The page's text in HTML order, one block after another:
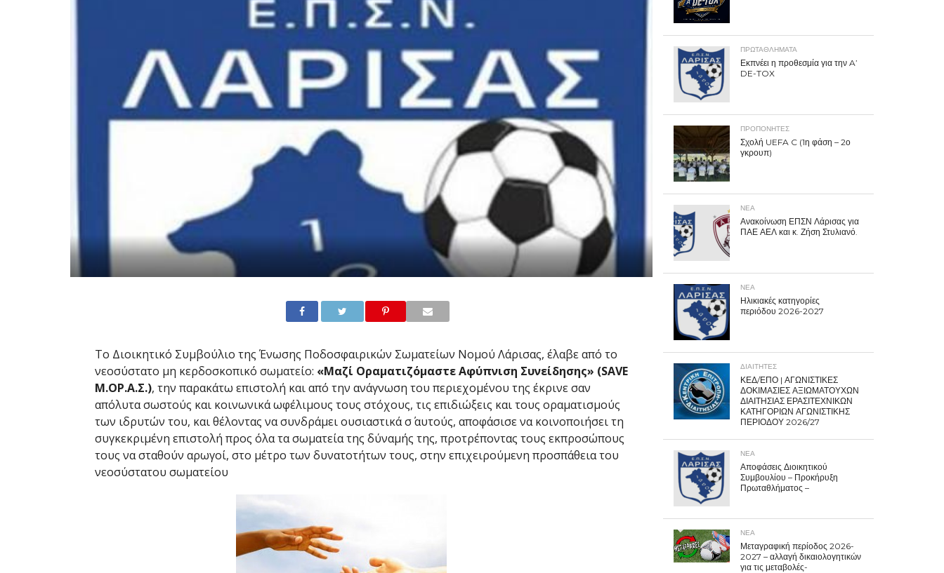
Το Διοικητικό Συμβούλιο της Ένωσης Ποδοσφαιρικών Σωματείων Νομού Λάρισας, έλαβε από το
νεοσύστατο μη κερδοσκοπικό σωματείο: «Μαζί Οραματιζόμαστε Αφύπνιση Συνείδησης» (SAVE
Μ.ΟΡ.Α.Σ.), την παρακάτω επιστολή και από την ανάγνωση του περιεχομένου της έκρινε σαν
απόλυτα σωστούς και κοινωνικά ωφέλιμους τους στόχους, τις επιδιώξεις και τους οραματισμούς
των ιδρυτών του, και θέλοντας να συνδράμει ουσιαστικά σ΄ αυτούς, αποφάσισε να κοινοποιήσει τη
συγκεκριμένη επιστολή προς όλα τα σωματεία της δύναμής της, προτρέποντας τους εκπροσώπους
τους να σταθούν αρωγοί, στο μέτρο των δυνατοτήτων τους, στην επιχειρούμενη προσπάθεια του
νεοσύστατου σωματείου
ΠΡΩΤΑΘΛΉΜΑΤΑ
Εκπνέει η προθεσμία για την A’
DE-TOX
ΠΡΟΠΟΝΗΤΈΣ
Σχολή UEFA C (1η φάση – 2ο
γκρουπ)
ΝΕΑ
Ανακοίνωση ΕΠΣΝ Λάρισας για
ΠΑΕ ΑΕΛ και κ. Ζήση Στυλιανό.
ΝΕΑ
Ηλικιακές κατηγορίες
περιόδου 2026-2027
ΔΙΑΙΤΗΤΕΣ
ΚΕΔ/ΕΠΟ | ΑΓΩΝΙΣΤΙΚΕΣ
ΔΟΚΙΜΑΣΙΕΣ ΑΞΙΩΜΑΤΟΥΧΩΝ
ΔΙΑΙΤΗΣΙΑΣ ΕΡΑΣΙΤΕΧΝΙΚΩΝ
ΚΑΤΗΓΟΡΙΩΝ ΑΓΩΝΙΣΤΙΚΗΣ
ΠΕΡΙΟΔΟΥ 2026/27
ΝΕΑ
Αποφάσεις Διοικητικού
Συμβουλίου – Προκήρυξη
Πρωταθλήματος –
ΝΕΑ
Μεταγραφική περίοδος 2026-
2027 – αλλαγή δικαιολογητικών
για τις μεταβολές-